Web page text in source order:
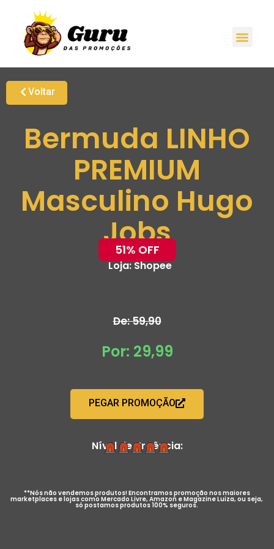
Voltar
Bermuda LINHO
PREMIUM
Masculino Hugo
Jobs
51% OFF
Loja:Shopee
De: 59,90
Por: 29,99
PEGAR PROMOÇÃO
Nível de Urgência:
**Nós não vendemos produtos! Encontramos promoção nos maiores
marketplaces e lojas como Mercado Livre, Amazon e Magazine Luiza, ou seja,
só postamos produtos 100% seguros.